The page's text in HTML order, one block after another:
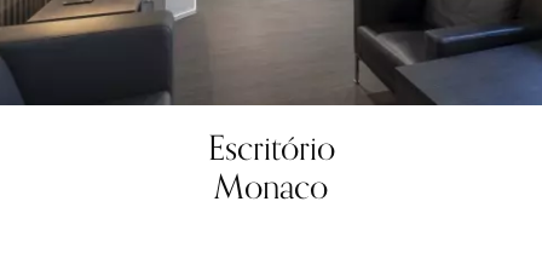
Escritório
Monaco